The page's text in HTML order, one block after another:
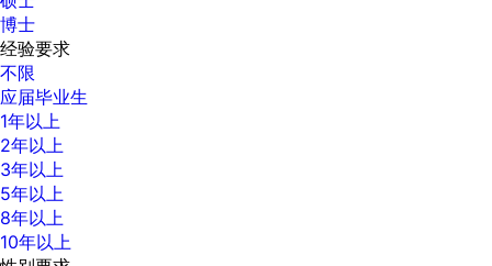
博士
经验要求
不限
应届毕业生
1年以上
2年以上
3年以上
5年以上
8年以上
10年以上